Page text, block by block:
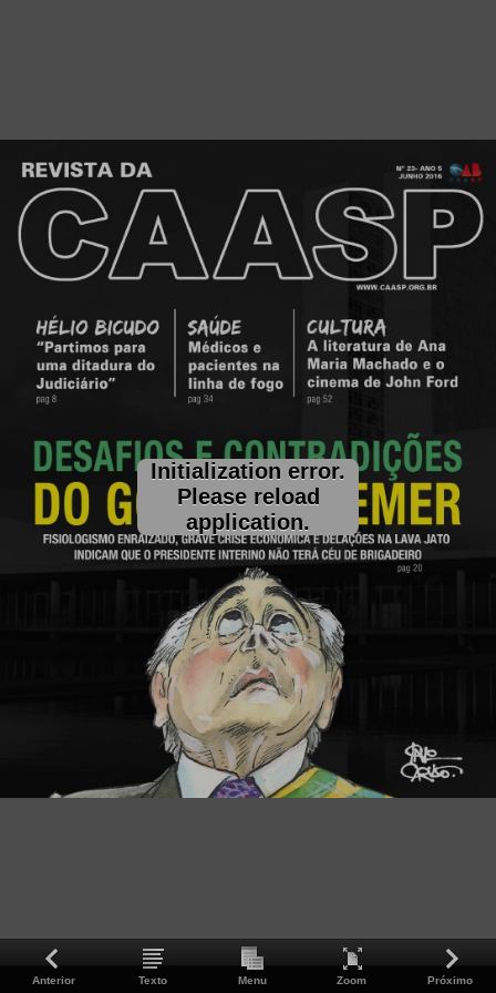
Initialization error.
Please reload
application.
Anterior Texto Menu Zoom Próximo